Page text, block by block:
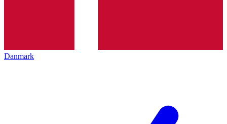
Danmark